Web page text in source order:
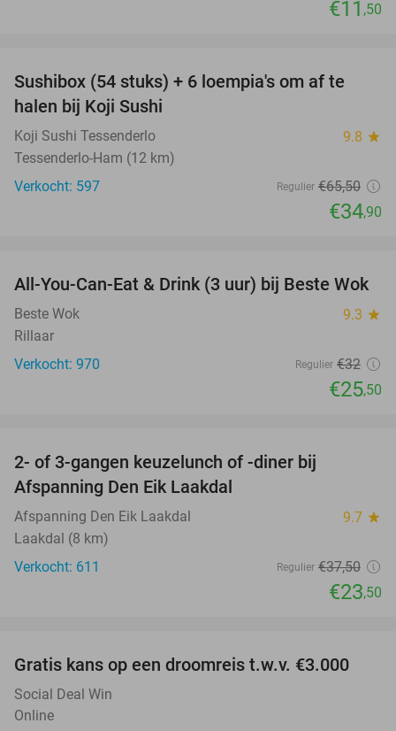
€11 ,50
47%
Sushibox (54 stuks) + 6 loempia's om af te
halen bij Koji Sushi
Koji Sushi Tessenderlo 9.8 star
Tessenderlo-Ham (12 km)
Verkocht: 597
Regulier €65,50
€34,90
20%
All-You-Can-Eat & Drink (3 uur) bij Beste Wok
Beste Wok 9.3 star
Rillaar
Verkocht: 970
Regulier €32
€25,50
2- of 3-gangen keuzelunch of -diner bij
Afspanning Den Eik Laakdal
Afspanning Den Eik Laakdal 9.7 star
Laakdal (8 km)
Verkocht: 611
Regulier €37,50
€23,50
Gratis kans op een droomreis t.w.v. €3.000
Social Deal Win
Online